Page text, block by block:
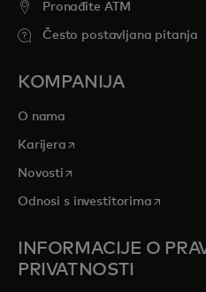
Pronađite ATM
Često postavljana pitanja
KOMPANIJA
O nama
Karijeraopens in a new tab
Novosti opens in a new tab
Odnosi s investitorimaopens in
INFORMACIJE O
PRIVATNOSTI